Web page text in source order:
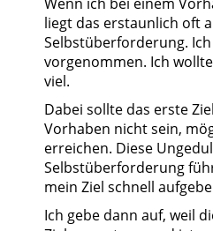
liegt das erstaunlich oft
Selbstüberforderung.
vorgenommen. Ich
viel.
Dabei sollte das erste
Vorhaben nicht sein,
erreichen. Diese
Selbstüberforderung
mein Ziel schnell
Ich gebe dann auf, weil